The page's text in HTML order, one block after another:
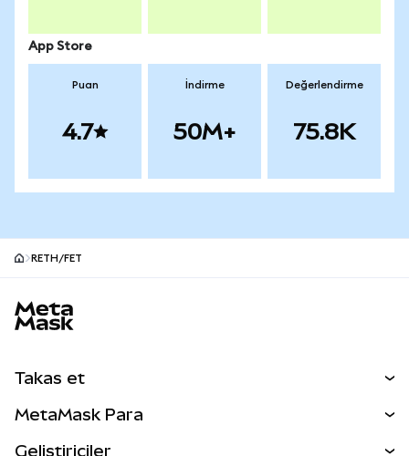
App Store
Puan
4.7
İndirme
50M+
Değerlendirme
75.8K
RETH/FET
Takas et
MetaMask Para
Geliştiriciler